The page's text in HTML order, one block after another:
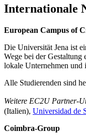
Internationale
European Campus of
Die Universität Jena ist
Wege bei der Gestaltung
lokale Unternehmen und
Alle Studierenden sind
Weitere EC2U Partner-
(Italien), Universidad de
Coimbra-Group